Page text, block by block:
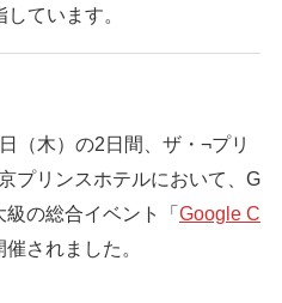
ています。
（木）の2日間、ザ・¬プリ
プリンスホテルにおいて、G
の総合イベント「 Google C
されました。